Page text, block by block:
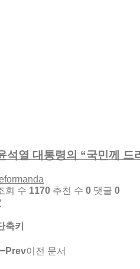
석열 대통령의 “국민께 드
회 수 1170 추천 수 0 댓글 0
축키
Prev이전 문서